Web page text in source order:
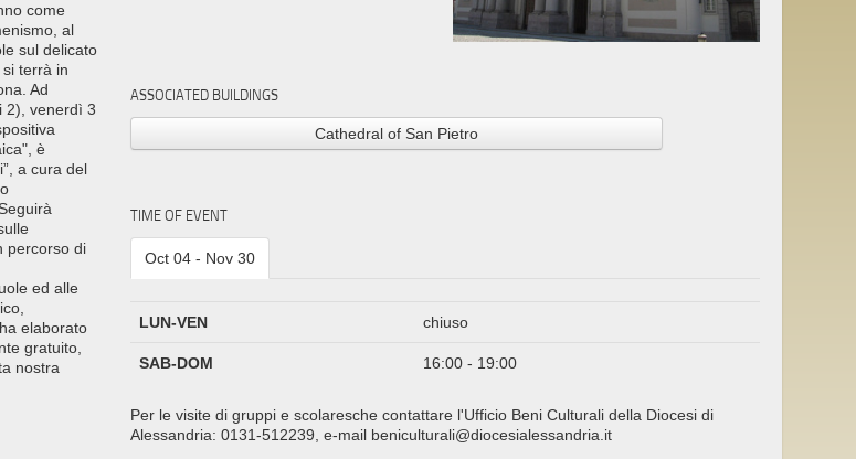
come
al
sul delicato
terrà in
Ad
2), venerdì 3
è
a cura del
percorso di
ed alle
elaborato
gratuito,
nostra
ASSOCIATED BUILDINGS
Cathedral of San Pietro
TIME OF EVENT
Oct 04 - Nov 30
LUN-VEN chiuso
SAB-DOM 16:00 - 19:00
Per le visite di gruppi e scolaresche contattare l'Ufficio Beni Culturali della Diocesi di
Alessandria: 0131-512239, e-mail beniculturali@diocesialessandria.it